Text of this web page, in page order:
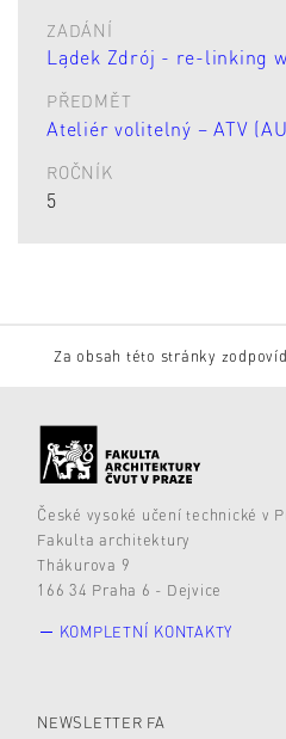
ZADÁNÍ
Lądek Zdrój - re-linking
PŘEDMĚT
Ateliér volitelný – ATV
ROČNÍK
5
Za obsah této stránky
České vysoké učení technické v
Fakulta architektury
Thákurova 9
166 34 Praha 6 - Dejvice
KOMPLETNÍ KONTAKTY
NEWSLETTER FA